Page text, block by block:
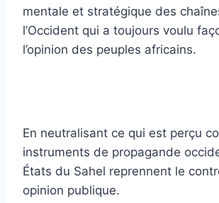
mentale et stratégique des
l’Occident qui a toujours voulu
l’opinion des peuples africains.
En neutralisant ce qui est perçu
instruments de propagande
États du Sahel reprennent le
opinion publique.